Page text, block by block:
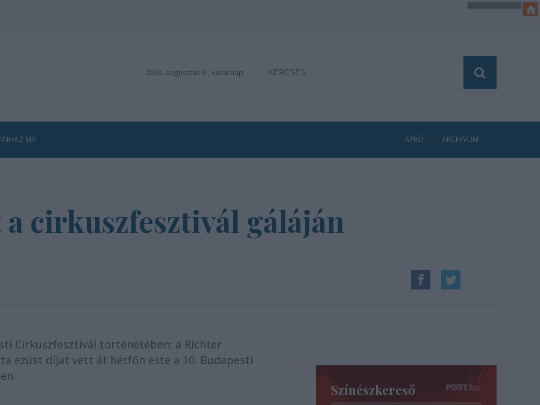
2026. augusztus 9., vasárnap
MA APRÓ ARCHÍVUM
cirkuszfesztivál gáláján
Cirkuszfesztivál történetében: a Richter
ezüst díjat vett át hétfőn este a 10. Budapesti
Színészkereső